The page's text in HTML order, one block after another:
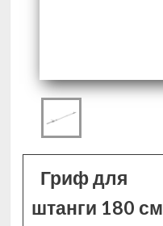
Гриф для
штанги 180 см